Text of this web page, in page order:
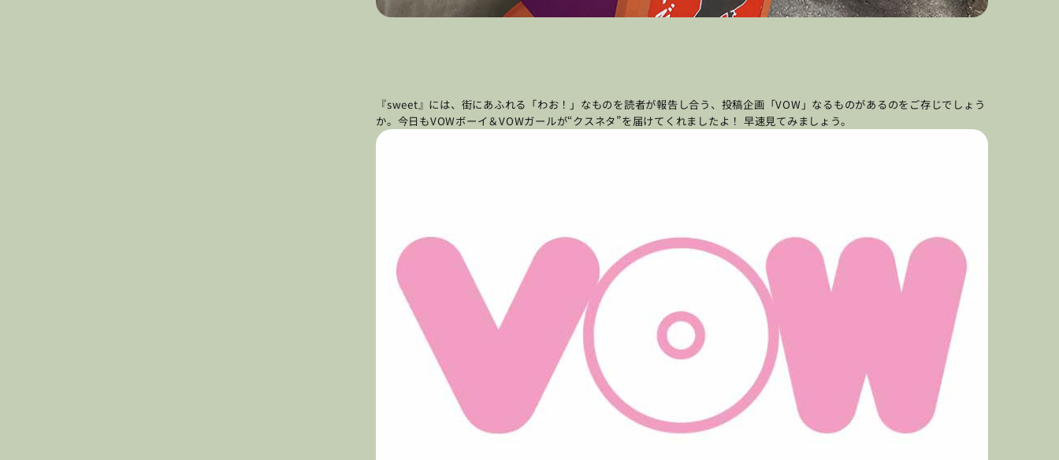
『sweet』には、街にあふれる「わお！」なものを読者が報告し合う、投稿企画「VOW」なるものがあるのをご存じでしょう
か。今日もVOWボーイ＆VOWガールが“クスネタ”を届けてくれましたよ！ 早速見てみましょう。